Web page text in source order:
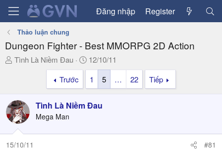
Đăng nhập Register
Thảo luận chung
Dungeon Fighter - Best MMORPG 2D Action
T
a
d
s
t
a
Tình Là Niềm Đau
N
g
à
y
g
ử
12/10/11
Trước
1 5 … 22 Tiếp
Tình Là Niềm Đau
Mega Man
15/10/11 #81